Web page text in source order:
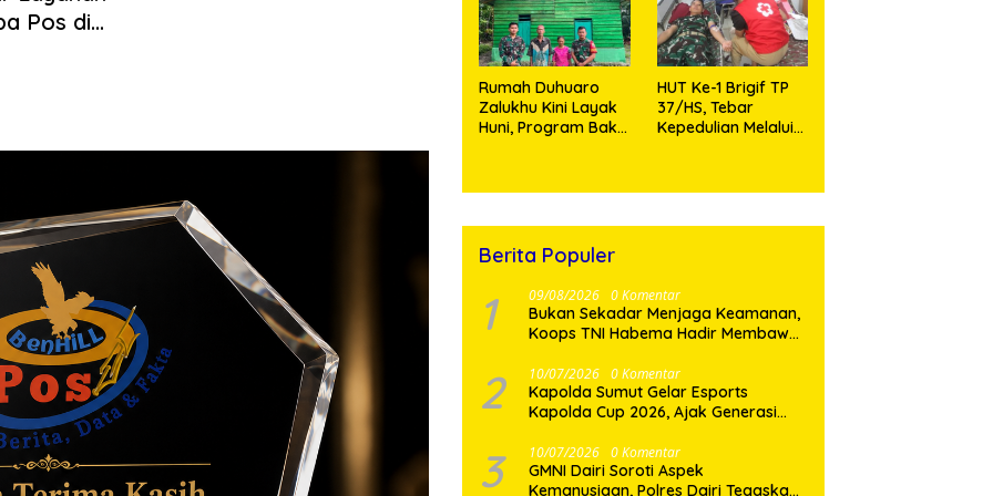
Pos di
Sijarango
Rumah Duhuaro
Zalukhu Kini Layak
Huni, Program Bakti
HUT Ke-1 Brigif TP
37/HS, Tebar
Kepedulian Melalui
Membutuhkan
Berita Populer
1 09/08/2026 0 Komentar
Bukan Sekadar Menjaga Keamanan,
Koops TNI Habema Hadir Membawa
Konflik Ugimba
2 10/07/2026 0 Komentar
Kapolda Sumut Gelar Esports
Kapolda Cup 2026, Ajak Generasi
Kenakalan Remaja
3 10/07/2026 0 Komentar
GMNI Dairi Soroti Aspek
Kemanusiaan, Polres Dairi Tegaskan